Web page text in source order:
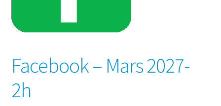
Facebook – Mars 2027-
2h